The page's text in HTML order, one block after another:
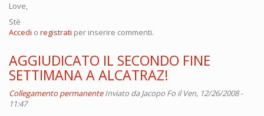
Love,
Stè
Accedi o registrati per inserire commenti.
AGGIUDICATO IL SECONDO FINE
SETTIMANA A ALCATRAZ!
Collegamento permanente Inviato daJacopo Fo il Ven, 12/26/2008 -
11:47